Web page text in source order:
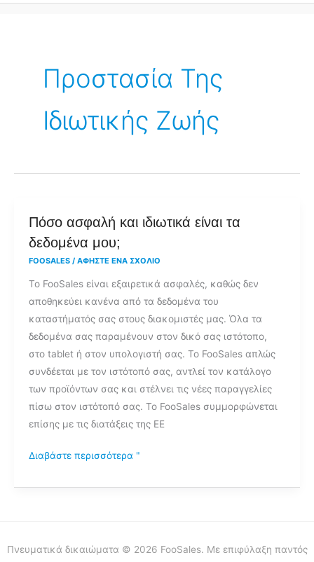
Προστασία Της
Ιδιωτικής Ζωής
Πόσο ασφαλή και ιδιωτικά είναι τα
δεδομένα μου;
FOOSALES / ΑΦΉΣΤΕ ΈΝΑ ΣΧΌΛΙΟ
Το FooSales είναι εξαιρετικά ασφαλές, καθώς δεν
αποθηκεύει κανένα από τα δεδομένα του
καταστήματός σας στους διακομιστές μας. Όλα τα
δεδομένα σας παραμένουν στον δικό σας ιστότοπο,
στο tablet ή στον υπολογιστή σας. Το FooSales απλώς
συνδέεται με τον ιστότοπό σας, αντλεί τον κατάλογο
των προϊόντων σας και στέλνει τις νέες παραγγελίες
πίσω στον ιστότοπό σας. Το FooSales συμμορφώνεται
επίσης με τις διατάξεις της ΕΕ
Πόσο
ασφαλή
είναι
τα
δεδομένα
μου;
Διαβάστε περισσότερα "
Πνευματικά δικαιώματα © 2026 FooSales. Με επιφύλαξη παντός